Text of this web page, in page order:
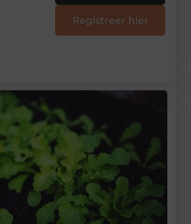
Registreer hier